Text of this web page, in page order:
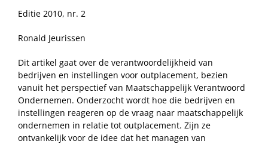
Editie 2010, nr. 2
Ronald Jeurissen
Dit artikel gaat over de verantwoordelijkheid van
bedrijven en instellingen voor outplacement, bezien
vanuit het perspectief van Maatschappelijk Verantwoord
Ondernemen. Onderzocht wordt hoe die bedrijven en
instellingen reageren op de vraag naar maatschappelijk
ondernemen in relatie tot outplacement. Zijn ze
ontvankelijk voor de idee dat het managen van